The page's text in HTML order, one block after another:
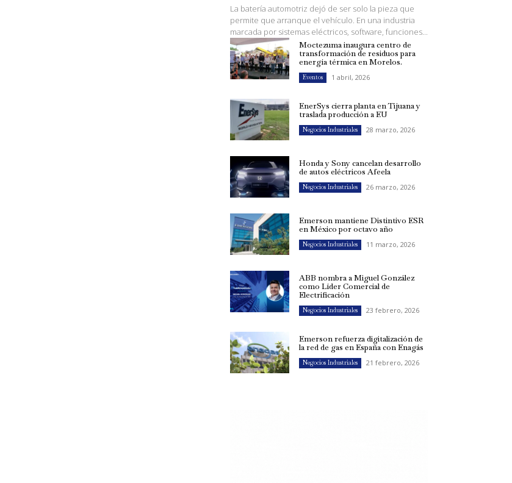
La batería automotriz dejó de ser solo la pieza que
permite que arranque el vehículo. En una industria
marcada por sistemas eléctricos, software, funciones...
Moctezuma inaugura centro de
transformación de residuos para
energía térmica en Morelos.
Eventos 1 abril, 2026
EnerSys cierra planta en Tijuana y
traslada producción a EU
Negocios Industriales 28 marzo, 2026
Honda y Sony cancelan desarrollo
de autos eléctricos Afeela
Negocios Industriales 26 marzo, 2026
Emerson mantiene Distintivo ESR
en México por octavo año
Negocios Industriales 11 marzo, 2026
ABB nombra a Miguel González
como Líder Comercial de
Electrificación
Negocios Industriales 23 febrero, 2026
Emerson refuerza digitalización de
la red de gas en España con Enagás
Negocios Industriales 21 febrero, 2026